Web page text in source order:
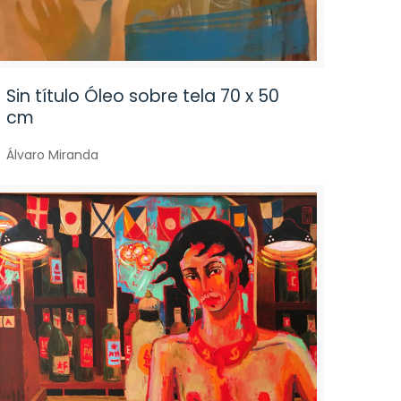
Sin título Óleo sobre tela 70 x 50
cm
Álvaro Miranda